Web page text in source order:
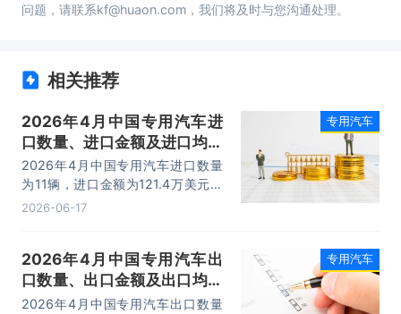
问题，请联系kf@huaon.com，我们将及时与您沟通处理。
相关推荐
2026年4月中国专用汽车进
口数量、进口金额及进口均价
统计分析
2026年4月中国专用汽车进口数量
为11辆，进口金额为121.4万美元，
进口均价为11万美元/辆。
2026-06-17
专用汽车
2026年4月中国专用汽车出
口数量、出口金额及出口均价
统计分析
2026年4月中国专用汽车出口数量
专用汽车